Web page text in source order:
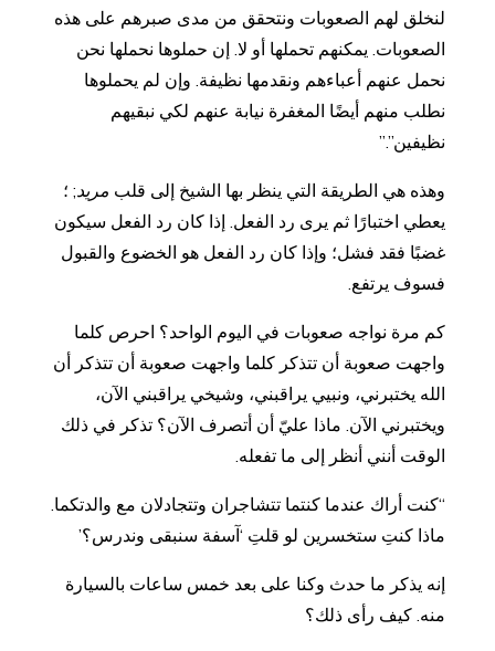
لنخلق لهم الصعوبات ونتحقق من مدى صبرهم على هذه
الصعوبات. يمكنهم تحملها أو لا. إن حملوها نحملها نحن
نحمل عنهم أعباءهم ونقدمها نظيفة. وإن لم يحملوها
نطلب منهم أيضًا المغفرة نيابة عنهم لكي نبقيهم
نظيفين”.”
وهذه هي الطريقة التي ينظر بها الشيخ إلى قلب مريد; ؛
يعطي اختبارًا ثم يرى رد الفعل. إذا كان رد الفعل سيكون
غضبًا فقد فشل؛ وإذا كان رد الفعل هو الخضوع والقبول
فسوف يرتفع.
كم مرة نواجه صعوبات في اليوم الواحد؟ احرص كلما
واجهت صعوبة أن تتذكر كلما واجهت صعوبة أن تتذكر أن
الله يختبرني، ونبيي يراقبني، وشيخي يراقبني الآن،
ويختبرني الآن. ماذا عليّ أن أتصرف الآن؟ تذكر في ذلك
الوقت أنني أنظر إلى ما تفعله.
“كنت أراك عندما كنتما تتشاجران وتتجادلان مع والدتكما.
ماذا كنتِ ستخسرين لو قلتِ ‘آسفة سنبقى وندرس؟’
إنه يذكر ما حدث وكنا على بعد خمس ساعات بالسيارة
منه. كيف رأى ذلك؟